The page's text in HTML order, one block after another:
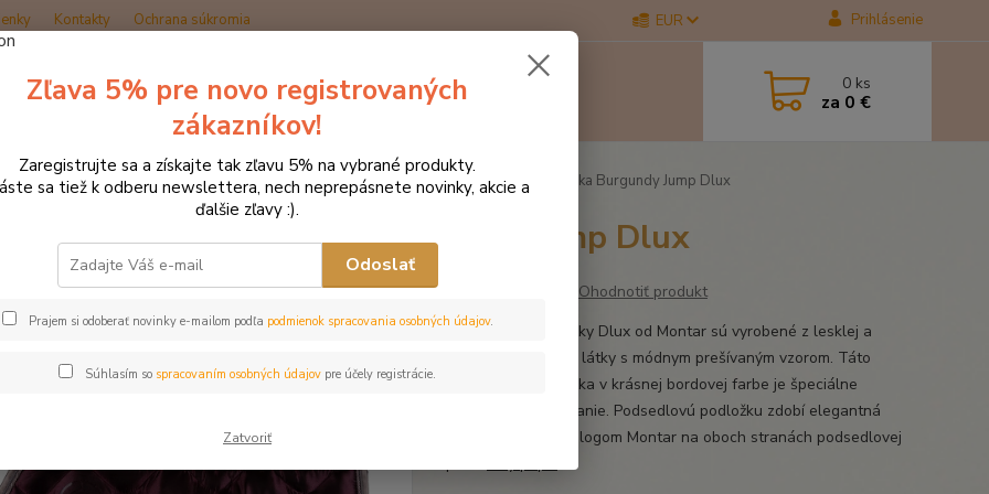
Kontakty Ochrana súkromia EUR Prihlásenie
Hľadať 0 ks
za 0 €
oblečenia MONTAR ZĽAVY! Podsedlové dečky MONTAR podsedlová dečka Burgundy Jump Dlux
podsedlová dečka Burgundy Jump Dlux
Ohodnotiť produkt
Podsedlové podložky Dlux od Montar sú vyrobené z lesklej a
luxusnej saténovej látky s módnym prešívaným vzorom. Táto
podsedlová podložka v krásnej bordovej farbe je špeciálne
navrhnutá na skákanie. Podsedlovú podložku zdobí elegantná
silikónová potlač s logom Montar na oboch stranách podsedlovej
Zľava 5% pre novo registrovaných
zákazníkov!
Zaregistrujte sa a získajte tak zľavu 5% na vybrané produkty.
sa tiež k odberu newslettera, nech neprepásnete novinky, akcie a
ďalšie zľavy :).
Odoslať
Prajem si odoberať novinky e-mailom podľa podmienok spracovania osobných údajov.
Súhlasím so spracovaním osobných údajov pre účely registrácie.
Zatvoriť